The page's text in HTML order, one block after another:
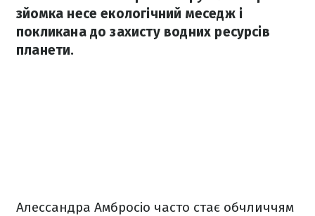
зйомка несе екологічний меседж і
покликана до захисту водних ресурсів
планети.
Алессандра Амбросіо часто стає обчличчям